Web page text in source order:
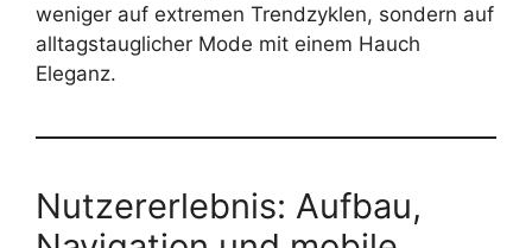
weniger auf extremen Trendzyklen, sondern auf
alltagstauglicher Mode mit einem Hauch
Eleganz.
Nutzererlebnis: Aufbau,